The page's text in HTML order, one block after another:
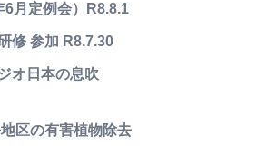
6月定例会）R8.8.1
修 参加 R8.7.30
オ日本の息吹
区の有害植物除去